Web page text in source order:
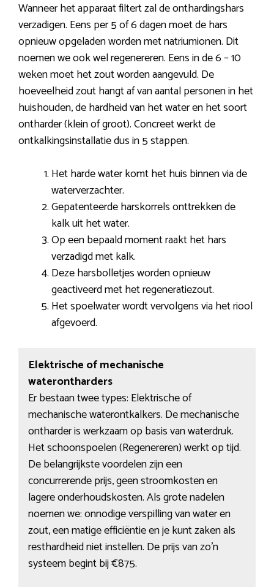
Wanneer het apparaat filtert zal de onthardingshars
verzadigen. Eens per 5 of 6 dagen moet de hars
opnieuw opgeladen worden met natriumionen. Dit
noemen we ook wel regenereren. Eens in de 6 – 10
weken moet het zout worden aangevuld. De
hoeveelheid zout hangt af van aantal personen in het
huishouden, de hardheid van het water en het soort
ontharder (klein of groot). Concreet werkt de
ontkalkingsinstallatie dus in 5 stappen.
Het harde water komt het huis binnen via de
waterverzachter.
Gepatenteerde harskorrels onttrekken de
kalk uit het water.
Op een bepaald moment raakt het hars
verzadigd met kalk.
Deze harsbolletjes worden opnieuw
geactiveerd met het regeneratiezout.
Het spoelwater wordt vervolgens via het riool
afgevoerd.
Elektrische of mechanische
waterontharders
Er bestaan twee types: Elektrische of
mechanische waterontkalkers. De mechanische
ontharder is werkzaam op basis van waterdruk.
Het schoonspoelen (Regenereren) werkt op tijd.
De belangrijkste voordelen zijn een
concurrerende prijs, geen stroomkosten en
lagere onderhoudskosten. Als grote nadelen
noemen we: onnodige verspilling van water en
zout, een matige efficiëntie en je kunt zaken als
resthardheid niet instellen. De prijs van zo’n
systeem begint bij €875.